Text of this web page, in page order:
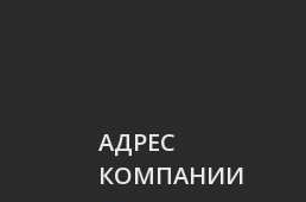
АДРЕС
КОМПАНИИ